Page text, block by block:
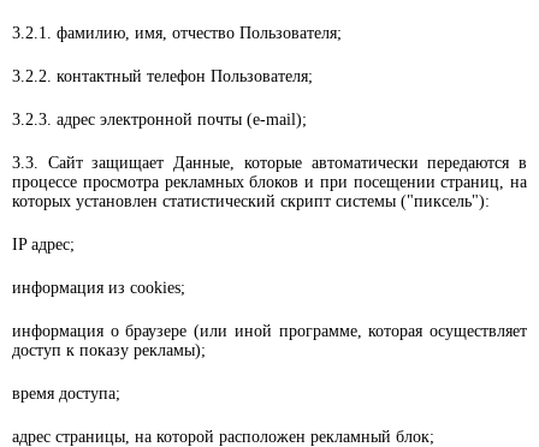
3.2.1. фамилию, имя, отчество Пользователя;
3.2.2. контактный телефон Пользователя;
3.2.3. адрес электронной почты (e-mail);
3.3. Сайт защищает Данные, которые автоматически передаются в
процессе просмотра рекламных блоков и при посещении страниц, на
которых установлен статистический скрипт системы ("пиксель"):
IP адрес;
информация из cookies;
информация о браузере (или иной программе, которая осуществляет
доступ к показу рекламы);
время доступа;
адрес страницы, на которой расположен рекламный блок;